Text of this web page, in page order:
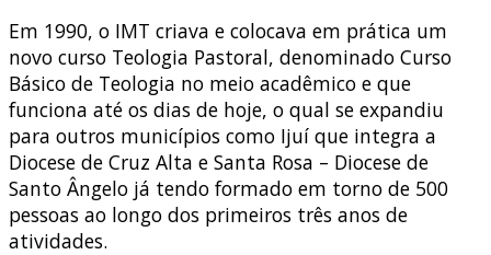
Em 1990, o IMT criava e colocava em prática um
novo curso Teologia Pastoral, denominado Curso
Básico de Teologia no meio acadêmico e que
funciona até os dias de hoje, o qual se expandiu
para outros municípios como Ijuí que integra a
Diocese de Cruz Alta e Santa Rosa – Diocese de
Santo Ângelo já tendo formado em torno de 500
pessoas ao longo dos primeiros três anos de
atividades.